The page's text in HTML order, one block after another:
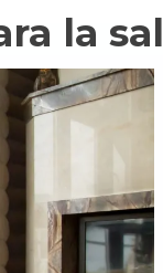
la